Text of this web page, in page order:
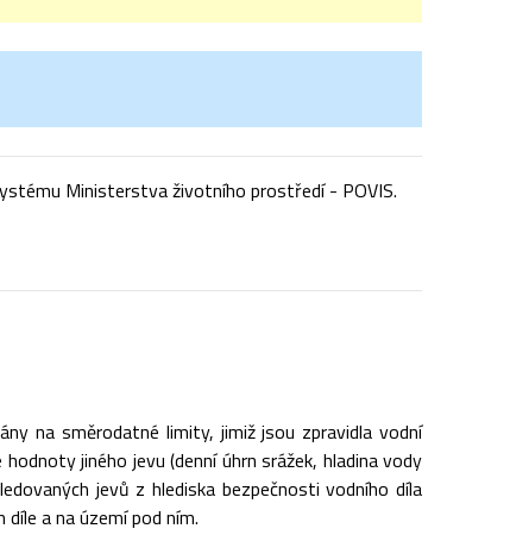
Ministerstva životního prostředí - POVIS.
na směrodatné limity, jimiž jsou zpravidla vodní
jiného jevu (denní úhrn srážek, hladina vody
jevů z hlediska bezpečnosti vodního díla
a na území pod ním.